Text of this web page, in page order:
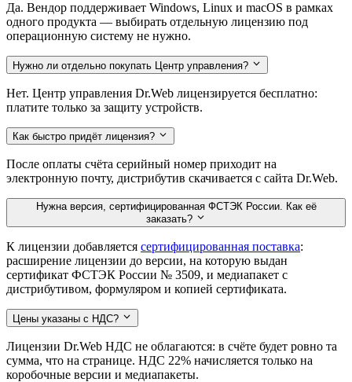
Да. Вендор поддерживает Windows, Linux и macOS в рамках
одного продукта — выбирать отдельную лицензию под
операционную систему не нужно.
Нужно ли отдельно покупать Центр управления?
Нет. Центр управления Dr.Web лицензируется бесплатно:
платите только за защиту устройств.
Как быстро придёт лицензия?
После оплаты счёта серийный номер приходит на
электронную почту, дистрибутив скачивается с сайта Dr.Web.
Нужна версия, сертифицированная ФСТЭК России. Как её
заказать?
К лицензии добавляется сертифицированная поставка:
расширение лицензии до версии, на которую выдан
сертификат ФСТЭК России № 3509, и медиапакет с
дистрибутивом, формуляром и копией сертификата.
Цены указаны с НДС?
Лицензии Dr.Web НДС не облагаются: в счёте будет ровно та
сумма, что на странице. НДС 22% начисляется только на
коробочные версии и медиапакеты.